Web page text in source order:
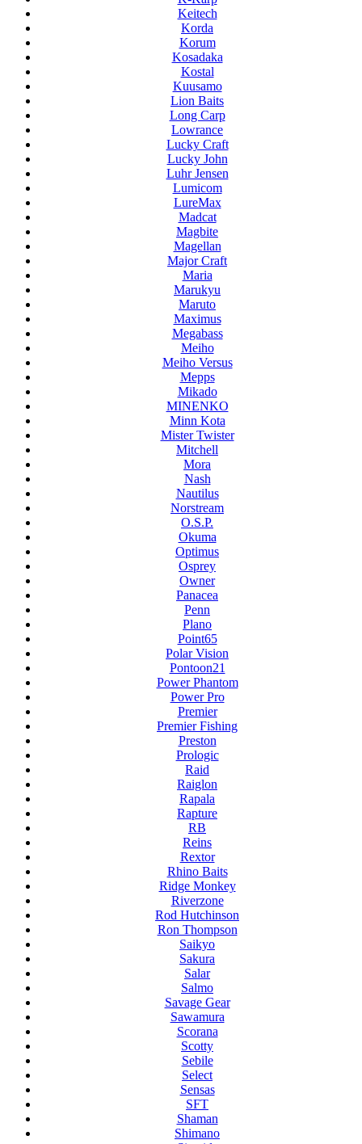
Keitech
Korda
Korum
Kosadaka
Kostal
Kuusamo
Lion Baits
Long Carp
Lowrance
Lucky Craft
Lucky John
Luhr Jensen
Lumicom
LureMax
Madcat
Magbite
Magellan
Major Craft
Maria
Marukyu
Maruto
Maximus
Megabass
Meiho
Meiho Versus
Mepps
Mikado
MINENKO
Minn Kota
Mister Twister
Mitchell
Mora
Nash
Nautilus
Norstream
O.S.P.
Okuma
Optimus
Osprey
Owner
Panacea
Penn
Plano
Point65
Polar Vision
Pontoon21
Power Phantom
Power Pro
Premier
Premier Fishing
Preston
Prologic
Raid
Raiglon
Rapala
Rapture
RB
Reins
Rextor
Rhino Baits
Ridge Monkey
Riverzone
Rod Hutchinson
Ron Thompson
Saikyo
Sakura
Salar
Salmo
Savage Gear
Sawamura
Scorana
Scotty
Sebile
Select
Sensas
SFT
Shaman
Shimano